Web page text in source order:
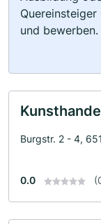
und bewerben.
Burgstr. 2 - 4,
0.0